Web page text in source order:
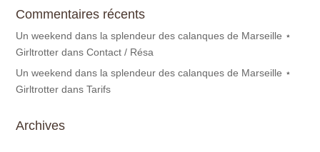
Commentaires récents
Un weekend dans la splendeur des calanques de Marseille ⋆
Girltrotter dansContact / Résa
Un weekend dans la splendeur des calanques de Marseille ⋆
Girltrotter dansTarifs
Archives